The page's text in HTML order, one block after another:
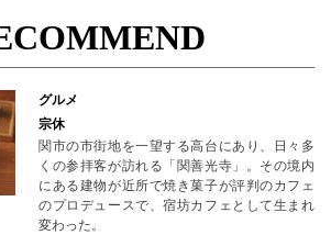
グルメ
宗休
関市の市街地を一望する高台にあり、日々多
くの参拝客が訪れる「関善光寺」。その境内
にある建物が近所で焼き菓子が評判のカフェ
のプロデュースで、宿坊カフェとして生まれ
変わった。